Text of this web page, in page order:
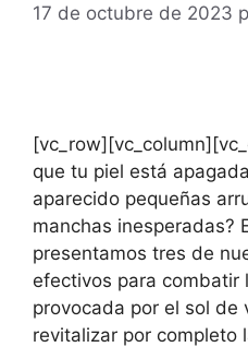
17 de octubre de 2023
que tu piel está
aparecido pequeñas
manchas inesperadas?
presentamos tres de
efectivos para combatir
provocada por el sol de
revitalizar por completo